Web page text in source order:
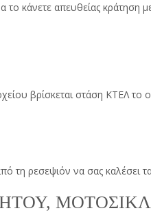
κάνετε απευθείας κράτηση
βρίσκεται στάση ΚΤΕΛ το
τη ρεσεψιόν να σας καλέσει